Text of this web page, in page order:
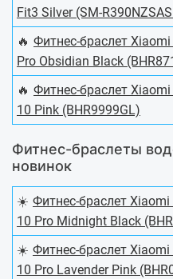
Fit3 Silver (SM-
🔥 Фитнес-браслет
Pro Obsidian Black
🔥 Фитнес-браслет
10 Pink (BHR9999GL)
Фитнес-браслеты
новинок
☀️ Фитнес-браслет Xiaomi
10 Pro Midnight Black
☀️ Фитнес-браслет Xiaomi
10 Pro Lavender Pink